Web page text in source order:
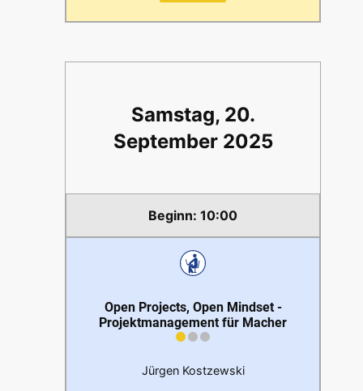
Samstag, 20.
September 2025
10:00
Open Projects, Open Mindset -
Projektmanagement für Macher
Jürgen Kostzewski